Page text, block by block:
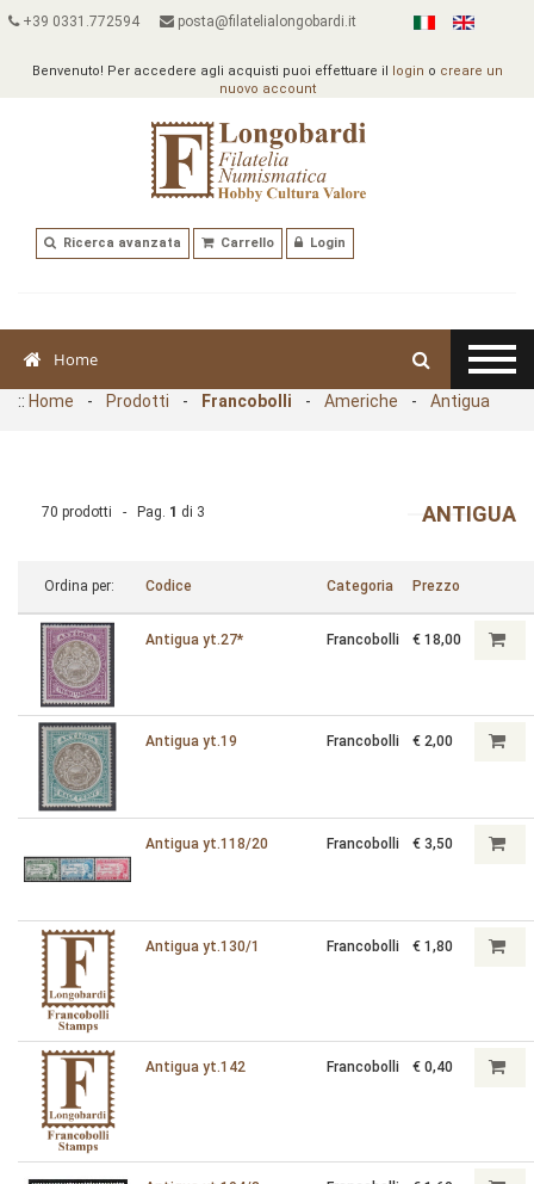
+39 0331.772594 posta@filatelialongobardi.it
Benvenuto! Per accedere agli acquisti puoi effettuare il login o creare un
nuovo account
Ricerca avanzata Carrello Login
Home
:: Home - Prodotti - Francobolli - Americhe - Antigua
ANTIGUA
70 prodotti - Pag. 1 di 3
Ordina per: Codice Categoria Prezzo
Antigua yt.27* Francobolli € 18,00
Antigua yt.19 Francobolli € 2,00
Antigua yt.118/20 Francobolli € 3,50
Antigua yt.130/1 Francobolli € 1,80
Antigua yt.142 Francobolli € 0,40